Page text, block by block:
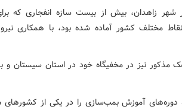
شهر زاهدان، بیش از بیست سازه انفجاری که
نقاط مختلف کشور آماده شده بود، با همکاری
مذکور نیز در مخفیگاه خود در استان سیستان و
آموزش بمب‌سازی را در یکی از کشورهای